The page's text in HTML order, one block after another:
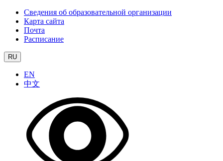
Сведения об образовательной организации
Карта сайта
Почта
Расписание
RU
EN
中文